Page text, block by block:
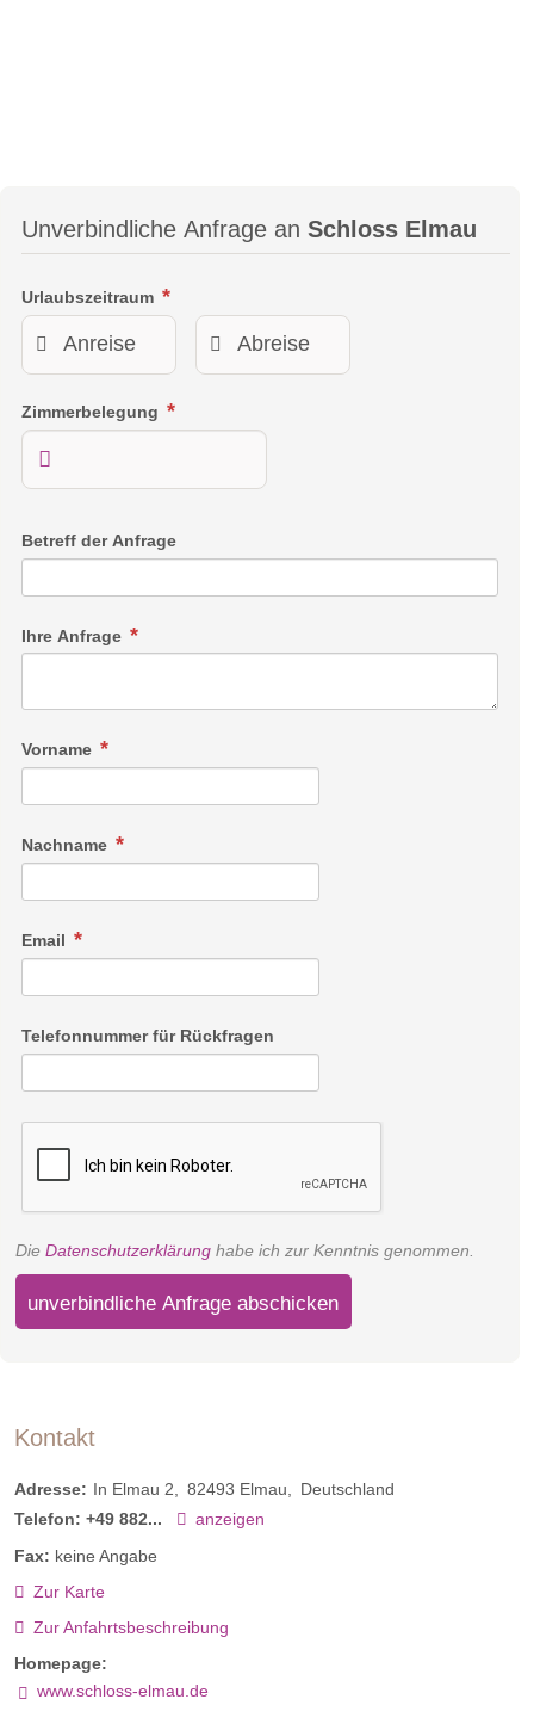
Unverbindliche Anfrage an Schloss Elmau
Urlaubszeitraum
Zimmerbelegung
Betreff der Anfrage
Ihre Anfrage
Vorname
Nachname
Email
Telefonnummer für Rückfragen
Die Datenschutzerklärung habe ich zur Kenntnis genommen.
unverbindliche Anfrage abschicken
Kontakt
Adresse: In Elmau 2 82493 Elmau
Deutschland
Telefon: +49 882...
anzeigen
Fax: keine Angabe
Zur Karte
Zur Anfahrtsbeschreibung
Homepage:
www.schloss-elmau.de